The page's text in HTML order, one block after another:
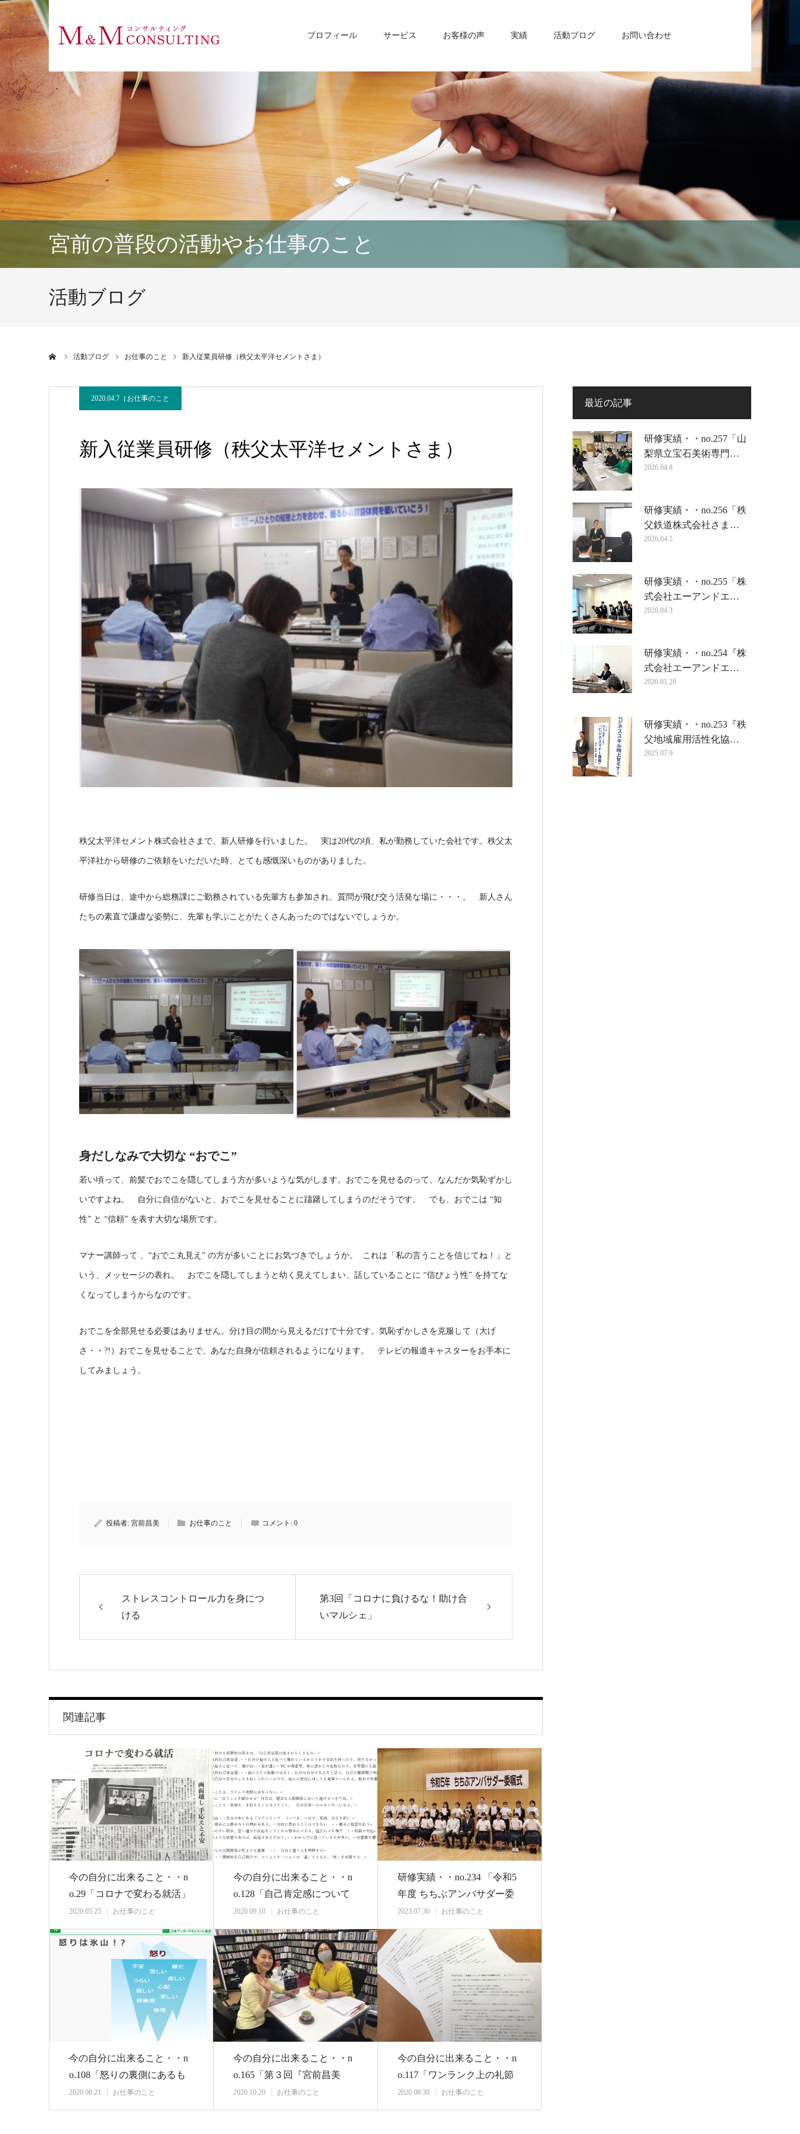
プロフィール サービス お客様の声 実績 活動ブログ お問い合わせ
宮前の普段の活動やお仕事のこと
活動ブログ
活動ブログ お仕事のこと 新入従業員研修（秩父太平洋セメントさま）
2020.04.7 お仕事のこと
新入従業員研修（秩父太平洋セメントさま）
秩父太平洋セメント株式会社さまで、新人研修を行いました。 実は20代の頃、私が勤務していた会社です。秩父太
平洋社から研修のご依頼をいただいた時、とても感慨深いものがありました。
研修当日は、途中から総務課にご勤務されている先輩方も参加され、質問が飛び交う活発な場に・・・。 新人さん
たちの素直で謙虚な姿勢に、先輩も学ぶことがたくさんあったのではないでしょうか。
身だしなみで大切な “おでこ”
若い頃って、前髪でおでこを隠してしまう方が多いような気がします。おでこを見せるのって、なんだか気恥ずかし
いですよね。 自分に自信がないと、おでこを見せることに躊躇してしまうのだそうです。 でも、おでこは “知
性” と “信頼” を表す大切な場所です。
マナー講師って 、“おでこ丸見え” の方が多いことにお気づきでしょうか。 これは「私の言うことを信じてね！」と
いう、メッセージの表れ。 おでこを隠してしまうと幼く見えてしまい、話していることに “信ぴょう性” を持てな
くなってしまうからなのです。
おでこを全部見せる必要はありません。分け目の間から見えるだけで十分です。気恥ずかしさを克服して（大げ
さ・・?!）おでこを見せることで、あなた自身が信頼されるようになります。 テレビの報道キャスターをお手本に
してみましょう。
投稿者: 宮前昌美 お仕事のこと コメント: 0
ストレスコントロール力を身につ
ける
第3回「コロナに負けるな！助け合
いマルシェ」
関連記事
今の自分に出来ること・・n
o.29「コロナで変わる就活」
2020.05.25 お仕事のこと
今の自分に出来ること・・n
o.128「自己肯定感について
考えてみる・…
2020.09.10 お仕事のこと
研修実績・・no.234 「令和5
年度 ちちぶアンバサダー委
嘱式」…
2023.07.30 お仕事のこと
今の自分に出来ること・・n
o.108「怒りの裏側にあるも
の」 ラジオ…
2020.08.21 お仕事のこと
今の自分に出来ること・・n
o.165「第３回『宮前昌美
の“マナー＆マ…
2020.10.20 お仕事のこと
今の自分に出来ること・・n
o.117「ワンランク上の礼節
を身につける…
2020.08.30 お仕事のこと
最近の記事
研修実績・・no.257「山
梨県立宝石美術専門…
2026.04.8
研修実績・・no.256「秩
父鉄道株式会社さま…
2026.04.5
研修実績・・no.255「株
式会社エーアンドエ…
2026.04.3
研修実績・・no.254『株
式会社エーアンドエ…
2026.01.28
研修実績・・no.253『秩
父地域雇用活性化協…
2025.07.9